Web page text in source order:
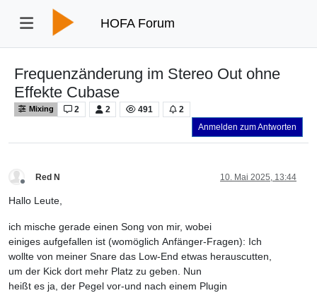
HOFA Forum
Frequenzänderung im Stereo Out ohne
Effekte Cubase
Mixing 2 2 491
2
Anmelden zum Antworten
Red N 10. Mai 2025, 13:44
Hallo Leute,
ich mische gerade einen Song von mir, wobei
einiges aufgefallen ist (womöglich Anfänger-Fragen): Ich
wollte von meiner Snare das Low-End etwas herauscutten,
um der Kick dort mehr Platz zu geben. Nun
heißt es ja, der Pegel vor-und nach einem Plugin